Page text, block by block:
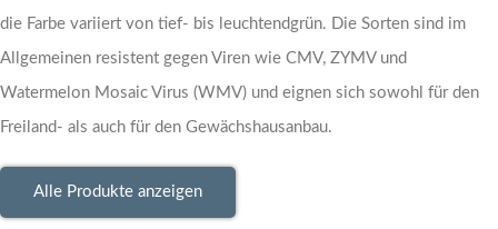
die Farbe variiert von tief- bis leuchtendgrün. Die Sorten sind im
Allgemeinen resistent gegen Viren wie CMV, ZYMV und
Watermelon Mosaic Virus (WMV) und eignen sich sowohl für den
Freiland- als auch für den Gewächshausanbau.
Alle Produkte anzeigen